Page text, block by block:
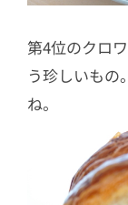
第4位のクロ
う珍しいもの
ね。